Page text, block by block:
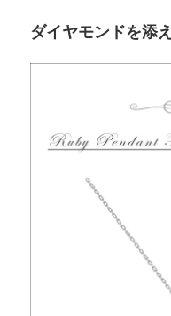
ダイヤモンドを添